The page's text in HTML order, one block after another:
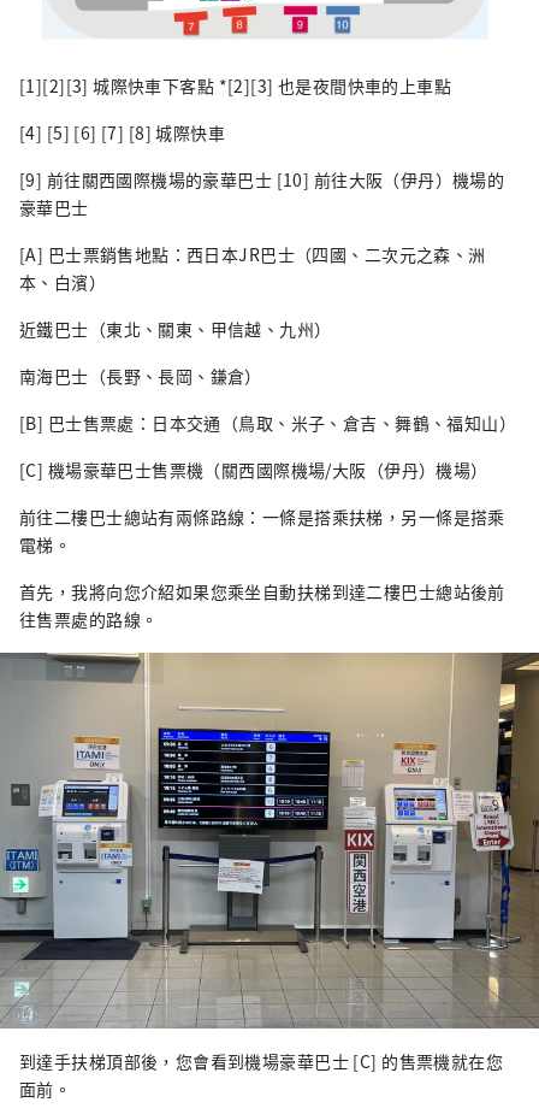
[1][2][3] 城際快車下客點 *[2][3] 也是夜間快車的上車點
[4] [5] [6] [7] [8] 城際快車
[9] 前往關西國際機場的豪華巴士 [10] 前往大阪（伊丹）機場的
豪華巴士
[A] 巴士票銷售地點：西日本JR巴士（四國、二次元之森、洲
本、白濱）
近鐵巴士（東北、關東、甲信越、九州）
南海巴士（長野、長岡、鎌倉）
[B] 巴士售票處：日本交通（鳥取、米子、倉吉、舞鶴、福知山）
[C] 機場豪華巴士售票機（關西國際機場/大阪（伊丹）機場）
前往二樓巴士總站有兩條路線：一條是搭乘扶梯，另一條是搭乘
電梯。
首先，我將向您介紹如果您乘坐自動扶梯到達二樓巴士總站後前
往售票處的路線。
到達手扶梯頂部後，您會看到機場豪華巴士 [C] 的售票機就在您
面前。